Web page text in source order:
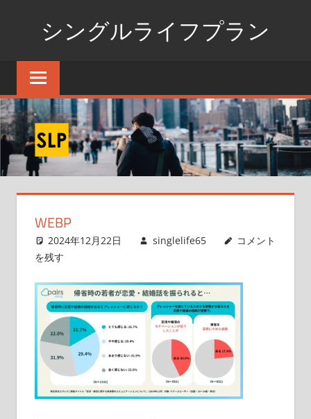
へ
ス
キ
ッ
シングルライフプラン
独
活
た
め
WEBP
2024年12月22日 singlelife65
コメント
を残す